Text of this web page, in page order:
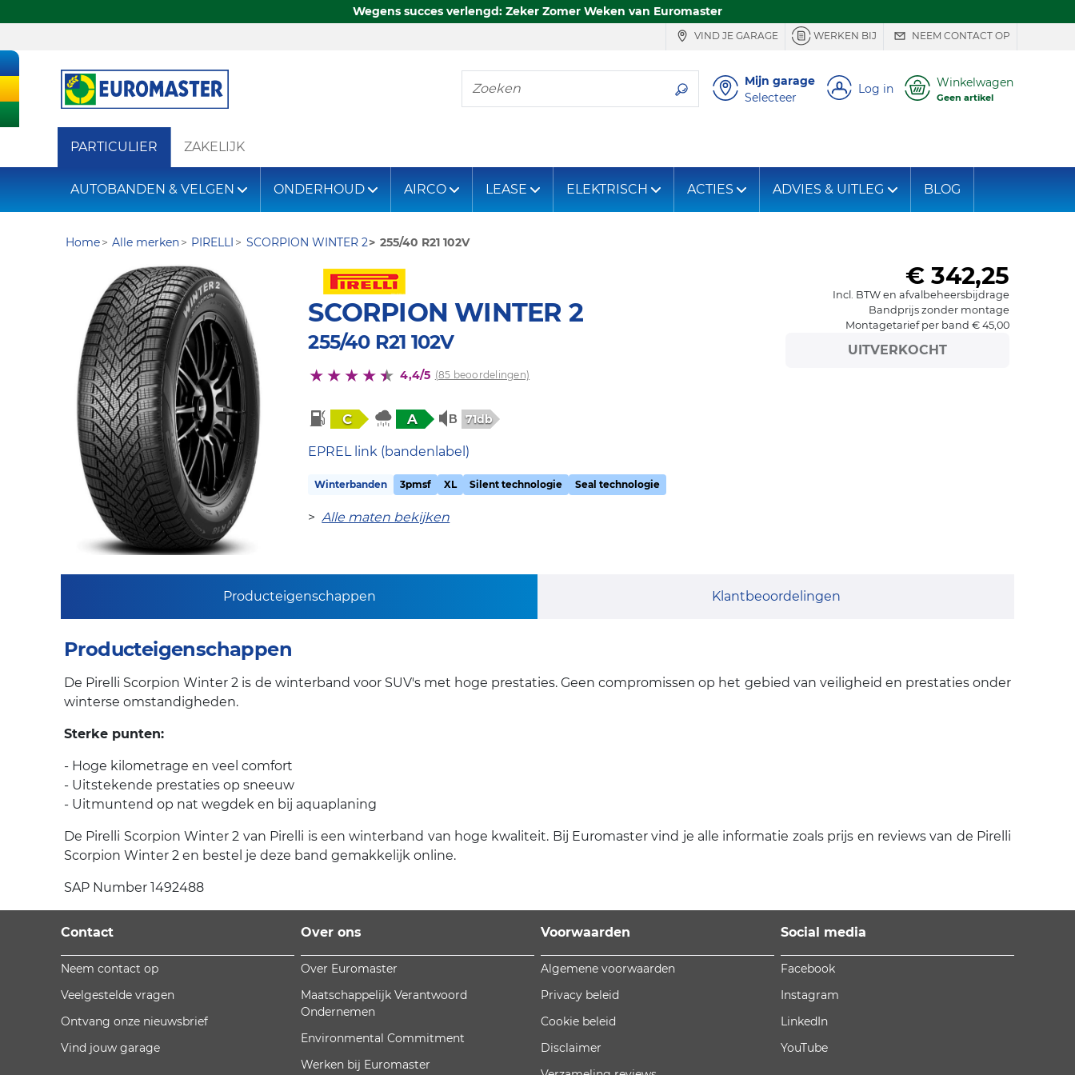
Wegens succes verlengd: Zeker Zomer Weken van Euromaster
VIND JE GARAGE WERKEN BIJ NEEM CONTACT OP
Zoeken
Mijn garage
Selecteer
Log in Winkelwagen
Geen artikel
PARTICULIER ZAKELIJK
AUTOBANDEN & VELGEN ONDERHOUD AIRCO LEASE ELEKTRISCH ACTIES ADVIES & UITLEG BLOG
Home Alle merken PIRELLI SCORPION WINTER 2 255/40 R21 102V
SCORPION WINTER 2
255/40 R21 102V
4,4/5 (85 beoordelingen)
C A 71db
EPREL link (bandenlabel)
Winterbanden 3pmsf XL Silent technologie Seal technologie
>Alle maten bekijken
€ 342,25
Incl. BTW en afvalbeheersbijdrage
Bandprijs zonder montage
Montagetarief per band € 45,00
UITVERKOCHT
Producteigenschappen Klantbeoordelingen
Producteigenschappen
De Pirelli Scorpion Winter 2 is de winterband voor SUV's met hoge prestaties. Geen compromissen op het gebied van veiligheid en prestaties onder
winterse omstandigheden.
Sterke punten:
- Hoge kilometrage en veel comfort
- Uitstekende prestaties op sneeuw
- Uitmuntend op nat wegdek en bij aquaplaning
De Pirelli Scorpion Winter 2 van Pirelli is een winterband van hoge kwaliteit. Bij Euromaster vind je alle informatie zoals prijs en reviews van de Pirelli
Scorpion Winter 2 en bestel je deze band gemakkelijk online.
SAP Number 1492488
Contact
Neem contact op
Veelgestelde vragen
Ontvang onze nieuwsbrief
Vind jouw garage
Over ons
Over Euromaster
Maatschappelijk Verantwoord
Ondernemen
Environmental Commitment
Werken bij Euromaster
Voorwaarden
Algemene voorwaarden
Privacy beleid
Cookie beleid
Disclaimer
Social media
Facebook
Instagram
LinkedIn
YouTube